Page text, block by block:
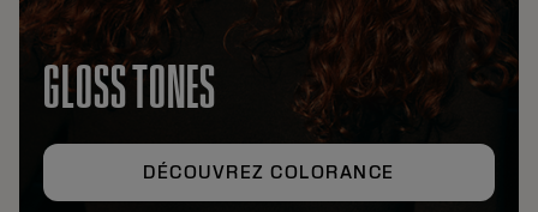
GLOSS TONES
DÉCOUVREZ COLORANCE